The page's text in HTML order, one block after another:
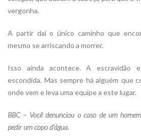
vergonha.
A partir daí o único caminho que
mesmo se arriscando a morrer.
Isso ainda acontece. A escravidão
escondida. Mas sempre há alguém que
onde vem e leva uma equipe a este lugar.
BBC – Você denunciou o caso de um
pedir um copo d’água.